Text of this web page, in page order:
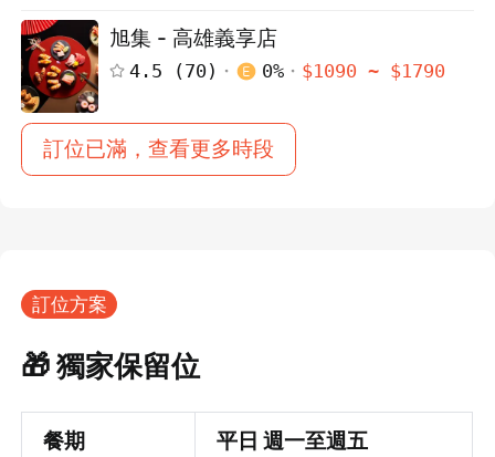
旭集 - 高雄義享店
4.5 (70 ) 0% $1090 ~ $1790
訂位已滿，查看更多時段
訂位方案
🎁 獨家保留位
餐期 平日 週一至週五